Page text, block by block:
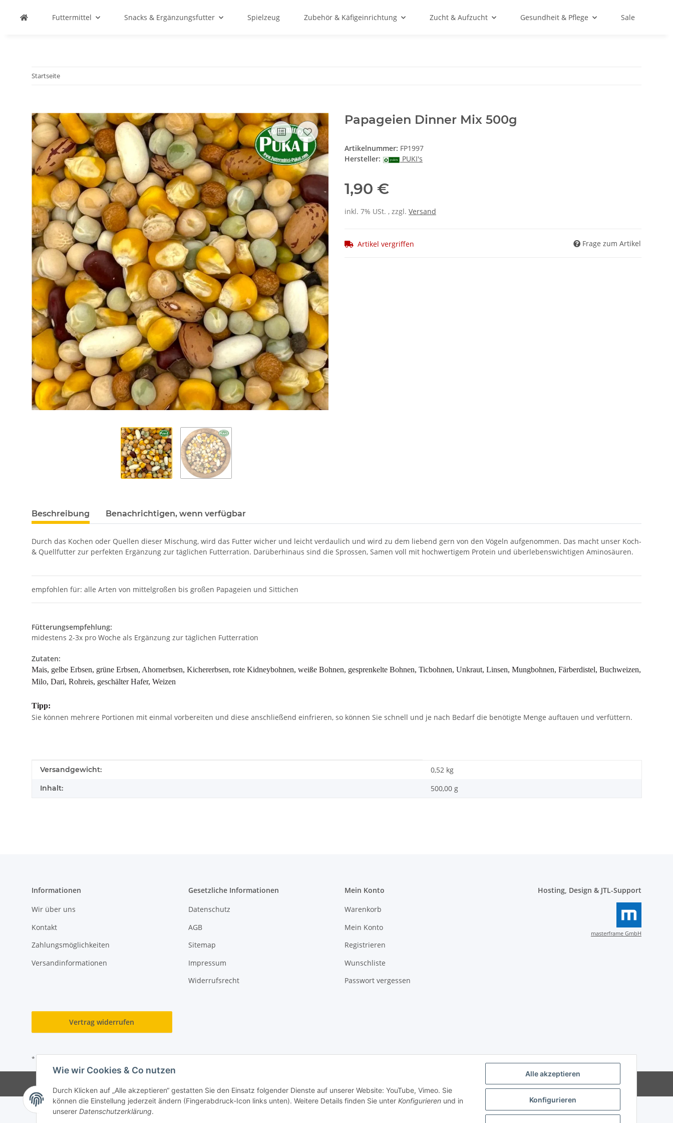
Alle akzeptieren
Konfigurieren
Wie wir Cookies & Co nutzen
Durch Klicken auf „Alle akzeptieren“ gestatten Sie den Einsatz folgender Dienste auf unserer Website: YouTube, Vimeo. Sie
können die Einstellung jederzeit ändern (Fingerabdruck-Icon links unten). Weitere Details finden Sie unter Konfigurieren und in
unserer Datenschutzerklärung.
Futtermittel Snacks & Ergänzungsfutter Spielzeug Zubehör & Käfigeinrichtung Zucht & Aufzucht Gesundheit & Pflege Sale
Startseite
Papageien Dinner Mix 500g
Artikelnummer: FP1997
Hersteller:
PUKI's
1,90 €
inkl. 7% USt. , zzgl. Versand
Artikel vergriffen Frage zum Artikel
Beschreibung Benachrichtigen, wenn verfügbar
Durch das Kochen oder Quellen dieser Mischung, wird das Futter wicher und leicht verdaulich und wird zu dem liebend gern von den Vögeln aufgenommen. Das macht unser Koch-
& Quellfutter zur perfekten Ergänzung zur täglichen Futterration. Darüberhinaus sind die Sprossen, Samen voll mit hochwertigem Protein und überlebenswichtigen Aminosäuren.
empfohlen für: alle Arten von mittelgroßen bis großen Papageien und Sittichen
Fütterungsempfehlung:
midestens 2-3x pro Woche als Ergänzung zur täglichen Futterration
Zutaten:
Mais, gelbe Erbsen, grüne Erbsen, Ahornerbsen, Kichererbsen, rote Kidneybohnen, weiße Bohnen, gesprenkelte Bohnen, Ticbohnen, Unkraut, Linsen, Mungbohnen, Färberdistel, Buchweizen,
Milo, Dari, Rohreis, geschälter Hafer, Weizen
Tipp:
Sie können mehrere Portionen mit einmal vorbereiten und diese anschließend einfrieren, so können Sie schnell und je nach Bedarf die benötigte Menge auftauen und verfüttern.
Produkteigenschaft
Wert
Versandgewicht: 0,52 kg
Inhalt: 500,00 g
Informationen
Wir über uns
Kontakt
Zahlungsmöglichkeiten
Versandinformationen
Gesetzliche Informationen
Datenschutz
AGB
Sitemap
Impressum
Widerrufsrecht
Mein Konto
Warenkorb
Mein Konto
Registrieren
Wunschliste
Passwort vergessen
Hosting, Design & JTL-Support
masterframe GmbH
Vertrag widerrufen
* Alle Preise inkl. gesetzlicher USt., zzgl.
Powered byJTL-Shop